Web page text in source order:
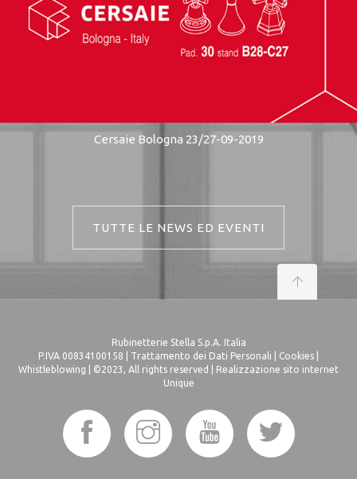
Cersaie Bologna 23/27-09-2019
TUTTE LE NEWS ED EVENTI
Rubinetterie Stella S.p.A. Italia
P.IVA 00834100158 | Trattamento dei Dati Personali Cookies
Whistleblowing | ©2023, All rights reserved | Realizzazione sito internet
Unique